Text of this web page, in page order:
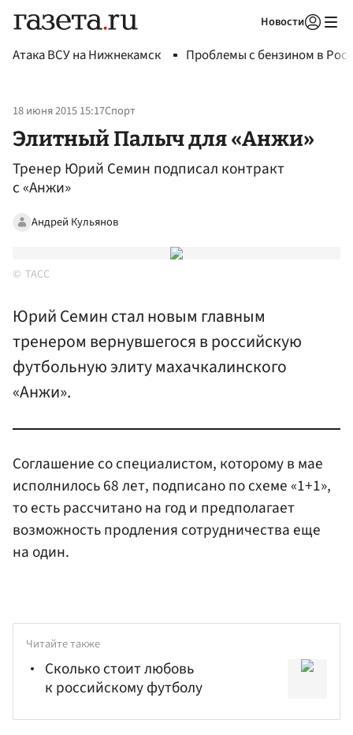
Новости
Атака ВСУ на Нижнекамск Проблемы с бензином в
18 июня 2015 15:17Спорт
Элитный Палыч для «Анжи»
Тренер Юрий Семин подписал контракт
с «Анжи»
Андрей Кульянов
ТАСС
Юрий Семин стал новым главным
тренером вернувшегося в российскую
футбольную элиту махачкалинского
«Анжи».
Соглашение со специалистом, которому в мае
исполнилось 68 лет, подписано по схеме «1+1»,
то есть рассчитано на год и предполагает
возможность продления сотрудничества еще
на один.
Читайте также
Сколько стоит любовь
к российскому футболу